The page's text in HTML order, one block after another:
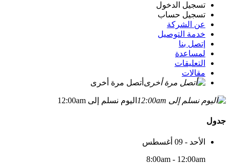
تسجيل الدخول
تسجيل حساب
عن الشركة
خدمة التوصيل
إتصل بنا
لمساعدة
التعليقات
مقالات
أتصل مرة أخرى
اليوم نسلم إلى 12:00am
جدول
الأحد - 09 أغسطس
8:00am - 12:00am